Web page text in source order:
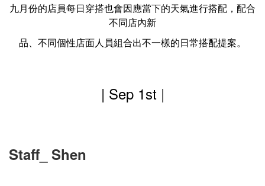
九月份的店員每日穿搭也會因應當下的天氣進行搭配，配合
不同店內新
品、不同個性店面人員組合出不一樣的日常搭配提案。
| Sep 1st |
Staff_ Shen